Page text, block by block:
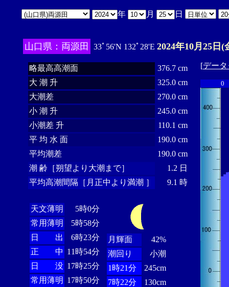
年 月 日
山口県：両源田 33ﾟ56'N 132ﾟ28'E 2024年10月25日(
略最高高潮面
376.7 cm
大 潮 升
325.0 cm
大潮差
270.0 cm
小 潮 升
245.0 cm
小潮差 升
110.1 cm
平 均 水 面
190.0 cm
平均潮差
190.0 cm
潮 齢［朔望より大潮まで］
1.2 日
平均高潮間隔［月正中より満潮 ］
9.1 時
天文薄明
5時0分
常用薄明
5時58分
日 出
6時23分
正 中 11時54分
日 没 17時25分
常用薄明 17時50分
月輝面
42%
潮回り
小潮
1時21分
245cm
7時22分
130cm
[デー
0